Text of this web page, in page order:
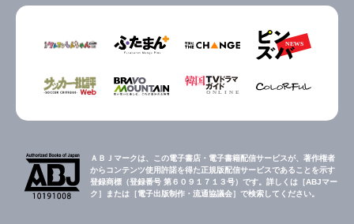
ＡＢＪマークは、この電子書店・電子書籍配信サービスが、著作権者
からコンテンツ使用許諾を得た正規版配信サービスであることを示す
登録商標（登録番号 第６０９１７１３号）です。詳しくは［ABJマー
ク］または［電子出版制作・流通協議会］で検索してください。